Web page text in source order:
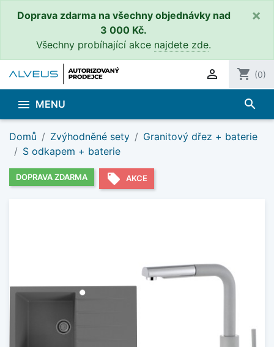
Doprava zdarma na všechny objednávky nad
3 000 Kč.
Všechny probíhající akce najdete zde.
×
 shopping_cart (0)
 MENU search
Domů Zvýhodněné sety
Granitový dřez + baterie
S odkapem + baterie
DOPRAVA ZDARMA local_offer AKCE